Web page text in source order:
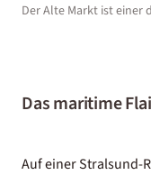
Der Alte Markt ist einer
Das maritime
Auf einer Stralsund-